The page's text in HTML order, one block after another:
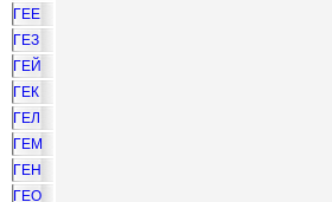
ГЕЕ
ГЕЗ
ГЕЙ
ГЕК
ГЕЛ
ГЕМ
ГЕН
ГЕО